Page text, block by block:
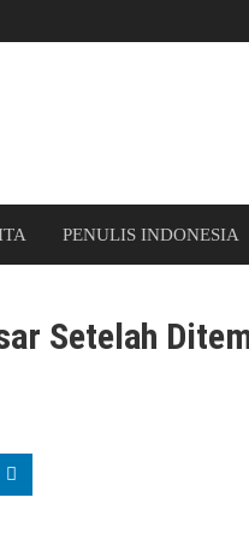
PENULIS INDONESIA
Setelah